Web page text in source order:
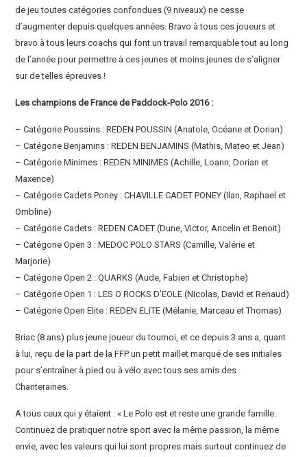
de jeu toutes catégories confondues (9 niveaux) ne cesse
d’augmenter depuis quelques années. Bravo à tous ces joueurs et
bravo à tous leurs coachs qui font un travail remarquable tout au long
de l’année pour permettre à ces jeunes et moins jeunes de s’aligner
sur de telles épreuves !
Les champions de France de Paddock-Polo 2016 :
– Catégorie Poussins : REDEN POUSSIN (Anatole, Océane et Dorian)
– Catégorie Benjamins : REDEN BENJAMINS (Mathis, Mateo et Jean)
– Catégorie Minimes : REDEN MINIMES (Achille, Loann, Dorian et
Maxence)
– Catégorie Cadets Poney : CHAVILLE CADET PONEY (Ilan, Raphael et
Ombline)
– Catégorie Cadets : REDEN CADET (Dune, Victor, Ancelin et Benoit)
– Catégorie Open 3 : MEDOC POLO STARS (Camille, Valérie et
Marjorie)
– Catégorie Open 2 : QUARKS (Aude, Fabien et Christophe)
– Catégorie Open 1 : LES O ROCKS D’EOLE (Nicolas, David et Renaud)
– Catégorie Open Elite : REDEN ELITE (Mélanie, Marceau et Thomas)
Briac (8 ans) plus jeune joueur du tournoi, et ce depuis 3 ans a, quant
à lui, reçu de la part de la FFP un petit maillet marqué de ses initiales
pour s’entraîner à pied ou à vélo avec tous ses amis des
Chanteraines.
A tous ceux qui y étaient : « Le Polo est et reste une grande famille.
Continuez de pratiquer notre sport avec la même passion, la même
envie, avec les valeurs qui lui sont propres mais surtout continuez de